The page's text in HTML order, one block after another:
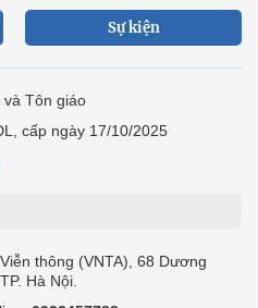
Sự kiện
và Tôn giáo
cấp ngày 17/10/2025
thông (VNTA), 68 Dương
Hà Nội.